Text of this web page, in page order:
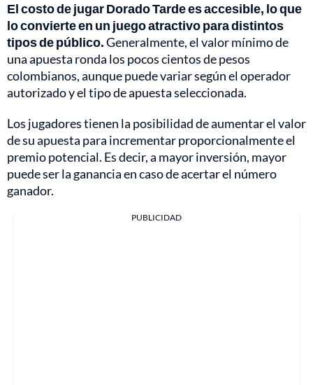
El costo de jugar Dorado Tarde es accesible, lo que
lo convierte en un juego atractivo para distintos
tipos de público.Generalmente, el valor mínimo de
una apuesta ronda los pocos cientos de pesos
colombianos, aunque puede variar según el operador
autorizado y el tipo de apuesta seleccionada.
Los jugadores tienen la posibilidad de aumentar el valor
de su apuesta para incrementar proporcionalmente el
premio potencial. Es decir, a mayor inversión, mayor
puede ser la ganancia en caso de acertar el número
ganador.
PUBLICIDAD